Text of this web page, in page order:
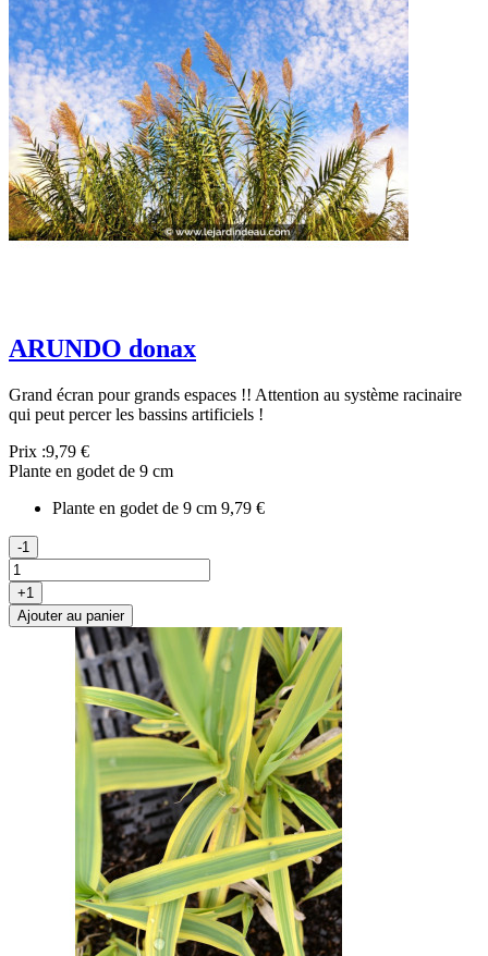
ARUNDO donax
Grand écran pour grands espaces !! Attention au système racinaire
qui peut percer les bassins artificiels !
Prix :9,79 €
Plante en godet de 9 cm
Plante en godet de 9 cm 9,79 €
-1
+1
Ajouter au panier